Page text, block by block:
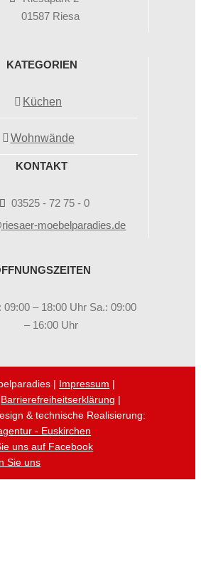
01587 Riesa
KATEGORIEN
Küchen
Wohnwände
KONTAKT
03525 - 72 75 - 0
moebelparadies.de
09:00 – 18:00 Uhr Sa.: 09:00
– 16:00 Uhr
| Impressum |
Barrierefreiheitserklärung |
& technische Realisierung:
- Euskirchen